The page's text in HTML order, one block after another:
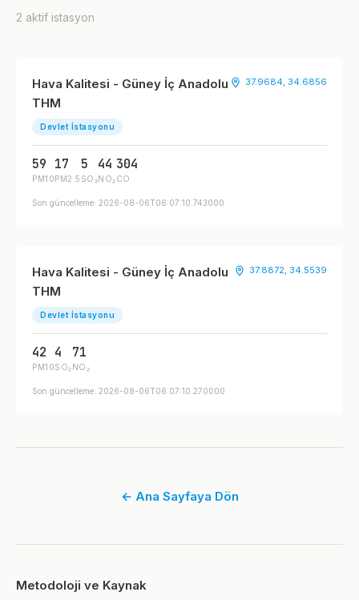
2 aktif istasyon
Hava Kalitesi - Güney İç Anadolu
THM
Devlet İstasyonu
37.9684, 34.6856
59
PM10
17
PM2.5
5
SO₂
44
NO₂
304
CO
Son güncelleme: 2026-08-06T06:07:10.743000
Hava Kalitesi - Güney İç Anadolu
THM
Devlet İstasyonu
37.8872, 34.5539
42
PM10
4
SO₂
71
NO₂
Son güncelleme: 2026-08-06T06:07:10.270000
← Ana Sayfaya Dön
Metodoloji ve Kaynak